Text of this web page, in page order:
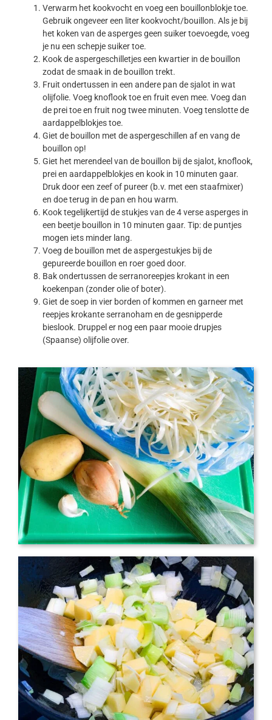
Verwarm het kookvocht en voeg een bouillonblokje toe.
Gebruik ongeveer een liter kookvocht/bouillon. Als je bij
het koken van de asperges geen suiker toevoegde, voeg
je nu een schepje suiker toe.
Kook de aspergeschilletjes een kwartier in de bouillon
zodat de smaak in de bouillon trekt.
Fruit ondertussen in een andere pan de sjalot in wat
olijfolie. Voeg knoflook toe en fruit even mee. Voeg dan
de prei toe en fruit nog twee minuten. Voeg tenslotte de
aardappelblokjes toe.
Giet de bouillon met de aspergeschillen af en vang de
bouillon op!
Giet het merendeel van de bouillon bij de sjalot, knoflook,
prei en aardappelblokjes en kook in 10 minuten gaar.
Druk door een zeef of pureer (b.v. met een staafmixer)
en doe terug in de pan en hou warm.
Kook tegelijkertijd de stukjes van de 4 verse asperges in
een beetje bouillon in 10 minuten gaar. Tip: de puntjes
mogen iets minder lang.
Voeg de bouillon met de aspergestukjes bij de
gepureerde bouillon en roer goed door.
Bak ondertussen de serranoreepjes krokant in een
koekenpan (zonder olie of boter).
Giet de soep in vier borden of kommen en garneer met
reepjes krokante serranoham en de gesnipperde
bieslook. Druppel er nog een paar mooie drupjes
(Spaanse) olijfolie over.